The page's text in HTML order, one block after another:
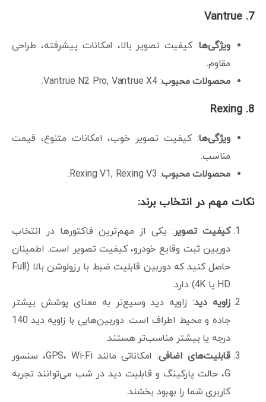
7.
Vantrue
ویژگی‌ها: کیفیت تصویر بالا، امکانات پیشرفته، طراحی
مقاوم.
محصولات محبوب: Vantrue N2 Pro, Vantrue X4.
8.
Rexing
ویژگی‌ها: کیفیت تصویر خوب، امکانات متنوع، قیمت
مناسب.
محصولات محبوب: Rexing V1, Rexing V3.
نکات مهم در انتخاب برند:
کیفیت تصویر: یکی از مهم‌ترین فاکتورها در انتخاب
دوربین ثبت وقایع خودرو، کیفیت تصویر است. اطمینان
حاصل کنید که دوربین قابلیت ضبط با رزولوشن بالا (Full
HD یا 4K) دارد.
زاویه دید: زاویه دید وسیع‌تر به معنای پوشش بیشتر
جاده و محیط اطراف است. دوربین‌هایی با زاویه دید 140
درجه یا بیشتر مناسب‌تر هستند.
قابلیت‌های اضافی
: امکاناتی مانند GPS، Wi-Fi، سنسور
G، حالت پارکینگ و قابلیت دید در شب می‌توانند تجربه
کاربری شما را بهبود بخشند.